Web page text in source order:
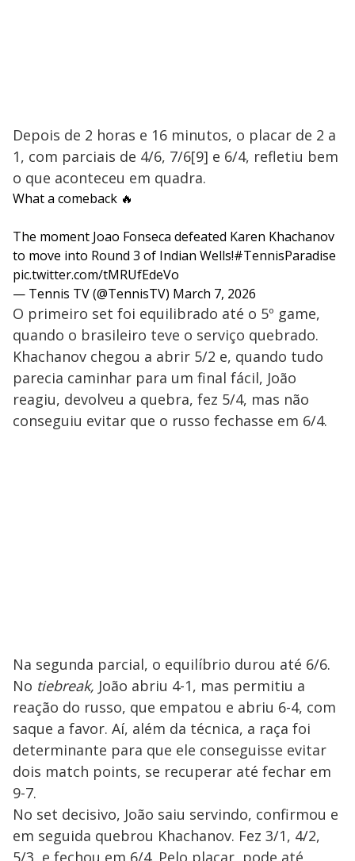
Depois de 2 horas e 16 minutos, o placar de 2 a
1, com parciais de 4/6, 7/6[9] e 6/4, refletiu bem
o que aconteceu em quadra.
What a comeback 🔥
The moment Joao Fonseca defeated Karen Khachanov
to move into Round 3 of Indian Wells!#TennisParadise
pic.twitter.com/tMRUfEdeVo
— Tennis TV (@TennisTV) March 7, 2026
O primeiro set foi equilibrado até o 5º game,
quando o brasileiro teve o serviço quebrado.
Khachanov chegou a abrir 5/2 e, quando tudo
parecia caminhar para um final fácil, João
reagiu, devolveu a quebra, fez 5/4, mas não
conseguiu evitar que o russo fechasse em 6/4.
Na segunda parcial, o equilíbrio durou até 6/6.
No tiebreak, João abriu 4-1, mas permitiu a
reação do russo, que empatou e abriu 6-4, com
saque a favor. Aí, além da técnica, a raça foi
determinante para que ele conseguisse evitar
dois match points, se recuperar até fechar em
9-7.
No set decisivo, João saiu servindo, confirmou e
em seguida quebrou Khachanov. Fez 3/1, 4/2,
5/3, e fechou em 6/4. Pelo placar, pode até